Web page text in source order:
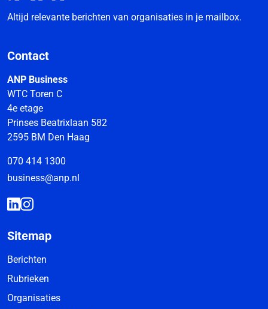
Altijd relevante berichten van organisaties in je mailbox.
Contact
ANP Business
WTC Toren C
4e etage
Prinses Beatrixlaan 582
2595 BM Den Haag
070 414 1300
business@anp.nl
Sitemap
Berichten
Rubrieken
Organisaties